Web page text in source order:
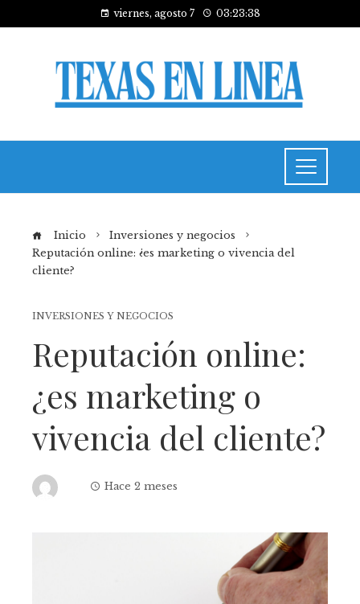
viernes, agosto 7 03:23:39
Inicio
Inversiones y negocios
Reputación online: ¿es marketing o vivencia del
cliente?
INVERSIONES Y NEGOCIOS
Reputación online:
¿es marketing o
vivencia del cliente?
Hace 2 meses